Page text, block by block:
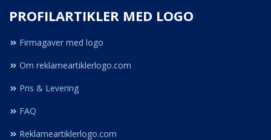
PROFILARTIKLER MED LOGO
Firmagaver med logo
Om reklameartiklerlogo.com
Pris & Levering
FAQ
Reklameartiklerlogo.com